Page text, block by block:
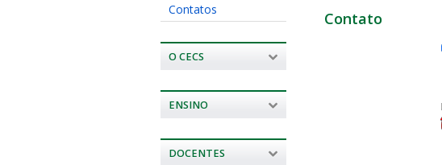
Contatos
O CECS
ENSINO
DOCENTES
Contato